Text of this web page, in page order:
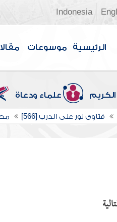
Indonesia
الرئيسية موسوعات
الكريم علماء ودعاة
فتاوى نور على الدرب [566]